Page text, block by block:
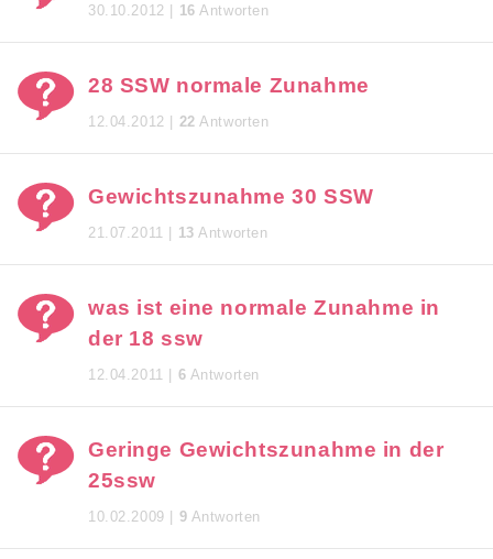
30.10.2012 | 16 Antworten
28 SSW normale Zunahme
12.04.2012 | 22 Antworten
Gewichtszunahme 30 SSW
21.07.2011 | 13 Antworten
was ist eine normale Zunahme in
der 18 ssw
12.04.2011 | 6 Antworten
Geringe Gewichtszunahme in der
25ssw
10.02.2009 | 9 Antworten